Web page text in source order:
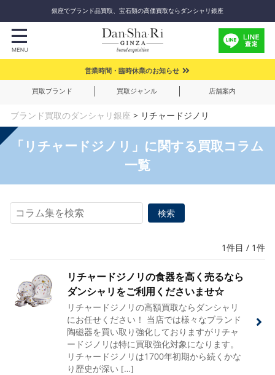
銀座でブランド品買取、宝石類の高価買取ならダンシャリ銀座
営業時間・臨時休業のお知らせ
買取ブランド 買取ジャンル 店舗案内
ブランド買取のダンシャリ銀座 > リチャードジノリ
「リチャードジノリ」に関する買取コラム
一覧
1件目 / 1件
リチャードジノリの食器を高く売るなら
ダンシャリをご利用くださいませ☆
リチャードジノリの高額買取ならダンシャリ
にお任せください！ 当店では様々なブランド
陶磁器を買い取り強化しておりますがリチャ
ードジノリは特に買取強化対象になります。
リチャードジノリは1700年初期から続くかな
り歴史が深い […]